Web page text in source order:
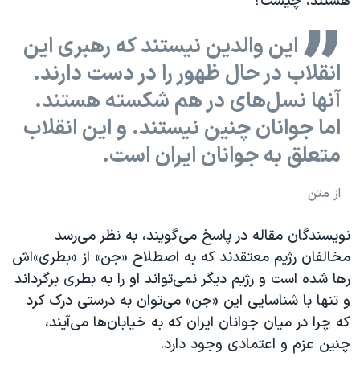
این والدین نیستند که رهبری این
انقلاب در حال ظهور را در دست دارند.
آنها نسل‌های در هم شکسته هستند.
اما جوانان چنین نیستند. و این انقلاب
متعلق به جوانان ایران است.
از متن
نویسندگان مقاله در پاسخ می‌گویند، به نظر می‌رسد
مخالفان رژیم معتقدند که به اصطلاح «جن» از «بطری‌»اش
رها شده است و رژیم دیگر نمی‌تواند او را به بطری برگرداند
و تنها با شناسایی این «جن» می‌توان به درستی درک کرد
که چرا در میان جوانان ایران که به خیابان‌ها می‌آیند،
چنین عزم و اعتمادی وجود دارد.